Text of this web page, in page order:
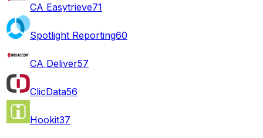
CA Easytrieve71
Spotlight Reporting60
CA Deliver57
ClicData56
Hookit37